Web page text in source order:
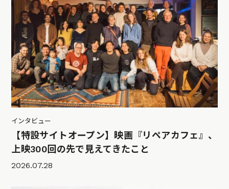
インタビュー
【特設サイトオープン】映画『リペアカフェ』、
上映300回の先で見えてきたこと
2026.07.28